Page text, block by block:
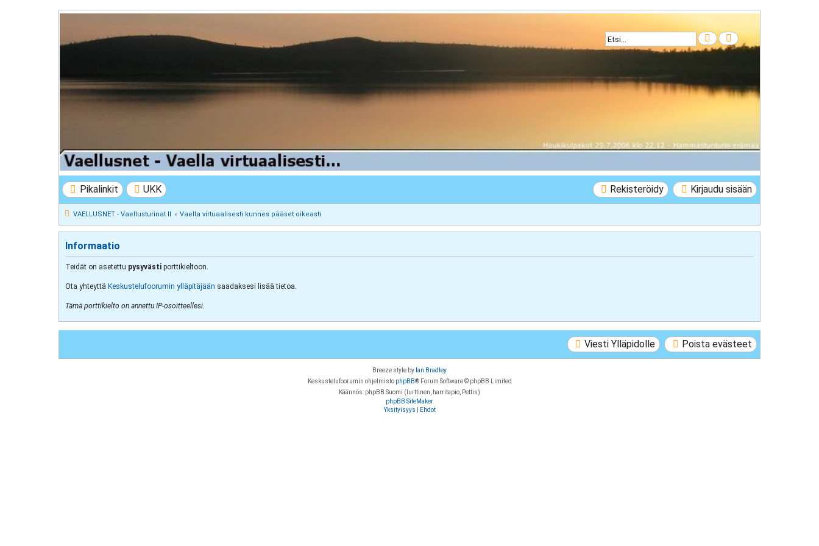
Etsi Tarkennettu haku
VAELLUSNET - Vaellusturinat II
Keskustelua vaeltamisesta ja Lapista
Pikalinkit UKK Kirjaudu sisään
Rekisteröidy
VAELLUSNET - Vaellusturinat II Vaella virtuaalisesti kunnes pääset oikeasti
Informaatio
Teidät on asetettu pysyvästi porttikieltoon.
Ota yhteyttä Keskustelufoorumin ylläpitäjään saadaksesi lisää tietoa.
Tämä porttikielto on annettu IP-osoitteellesi.
Poista evästeet
Viesti Ylläpidolle
Breeze style by Ian Bradley
Keskustelufoorumin ohjelmisto phpBB® Forum Software © phpBB Limited
Käännös: phpBB Suomi (lurttinen, harritapio, Pettis)
phpBB SiteMaker
Yksityisyys
Ehdot